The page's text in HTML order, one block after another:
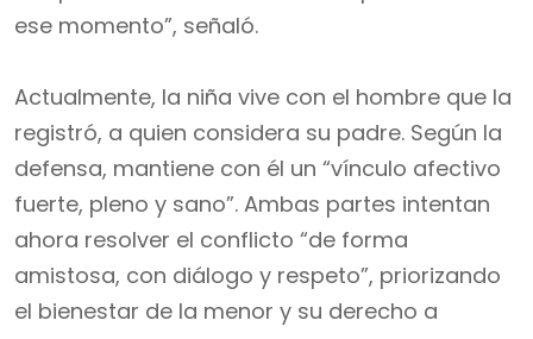
ese momento”, señaló.
Actualmente, la niña vive con el hombre que la
registró, a quien considera su padre. Según la
defensa, mantiene con él un “vínculo afectivo
fuerte, pleno y sano”. Ambas partes intentan
ahora resolver el conflicto “de forma
amistosa, con diálogo y respeto”, priorizando
el bienestar de la menor y su derecho a